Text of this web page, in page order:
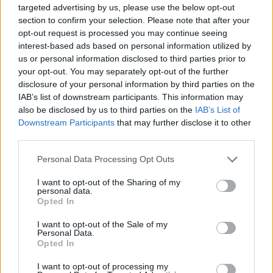
targeted advertising by us, please use the below opt-out
section to confirm your selection. Please note that after your
opt-out request is processed you may continue seeing
interest-based ads based on personal information utilized by
us or personal information disclosed to third parties prior to
your opt-out. You may separately opt-out of the further
disclosure of your personal information by third parties on the
IAB’s list of downstream participants. This information may
also be disclosed by us to third parties on the IAB’s List of
Downstream Participants that may further disclose it to other
Personal Data Processing Opt Outs
I want to opt-out of the Sharing of my
personal data.
Opted In
I want to opt-out of the Sale of my
Personal Data.
Opted In
I want to opt-out of processing my
Tomáš Kramár: Česká veřejnost a životní prostředí:
roste optimismus, neznalost zůstává
9.1.2001
Nízká "ekogramotnost" široké veřejnosti, okrajovost problematiky
životního prostředí v agendě rozhodujících politických subjektů a
vnímání environmentálních ohledů jako ohrožení ekonomického
rozvoje, to jsou některé ze závěrů Analýzy připravenosti ČR na
implementaci (tj. reálné uplatnění) norem EUv oblasti ochrany
životního prostředí. ProEvropskou komisitento projekt
firma Gabal, Analysis and Consulting v období od října 1999 do
prosince 2000.
Ondřej Simon: Poznámka o televizi, vepřích a
vánočních stromcích
Ekologické organizace i ta část lidu v české kotlině a moravských
úvalech, která má srdce nakloněné přírodě, mají často potíže se
svou vlastní aktivností. Člověk vidí kolem sebe plno neřádu, a to
nepodařilo zbavit ho přirozeného puzení problémy řešit a tak neví,